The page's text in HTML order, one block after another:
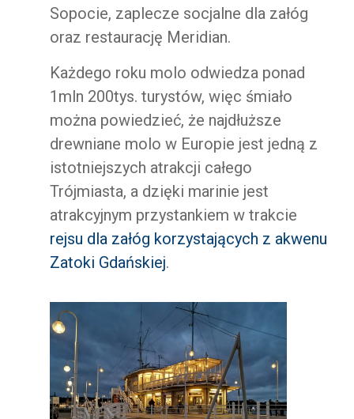
Sopocie, zaplecze socjalne dla załóg
oraz restaurację Meridian.
Każdego roku molo odwiedza ponad
1mln 200tys. turystów, więc śmiało
można powiedzieć, że najdłuższe
drewniane molo w Europie jest jedną z
istotniejszych atrakcji całego
Trójmiasta, a dzięki marinie jest
atrakcyjnym przystankiem w trakcie
rejsu dla załóg korzystających z akwenu
Zatoki Gdańskiej.